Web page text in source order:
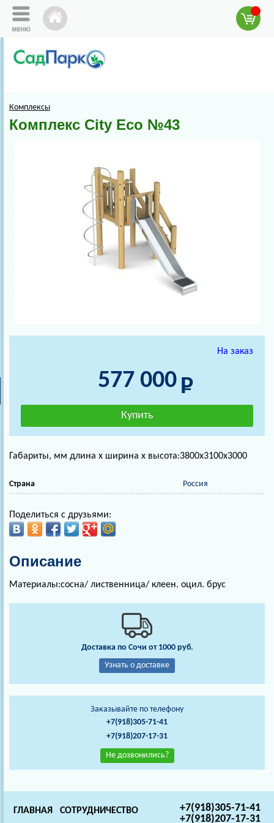
Комплексы
Комплекс City Eco №43
На заказ
577 000
Габариты, мм длина х ширина х высота:3800х3100х3000
Страна Россия
Поделиться с друзьями:
Описание
Материалы:сосна/ лиственница/ клеен. оцил. брус
Доставка по Сочи от 1000 руб.
Узнать о доставке
Заказывайте по телефону
+7(918)305-71-41
+7(918)207-17-31
Не дозвонились?
+7(918)305-71-41
+7(918)207-17-31
ГЛАВНАЯ СОТРУДНИЧЕСТВО